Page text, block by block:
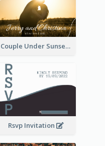
Couple Under Sunset Post Card
Rsvp Invitation